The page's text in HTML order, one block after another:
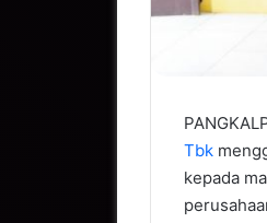
Tbk
kepada